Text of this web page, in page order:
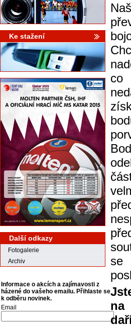
Ke stažení
Další odkazy
Fotogalerie
Archiv
Informace o akcích a zajímavosti z
házené do vašeho emailu. Přihlaste se
k odběru novinek.
Email
se
na